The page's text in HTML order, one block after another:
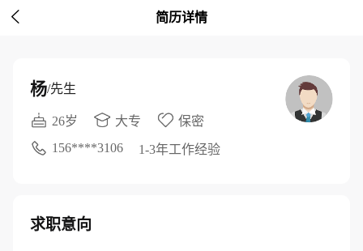
 简历详情
杨/先生
26岁 大专
保密
156****3106
1-3年工作经验
求职意向